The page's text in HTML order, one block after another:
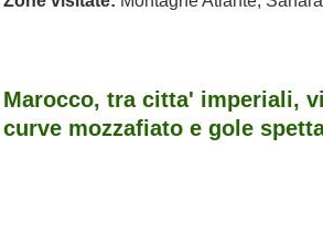
Marocco, tra citta' imperiali,
curve mozzafiato e gole